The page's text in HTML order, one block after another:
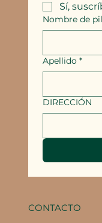
Sí,
Nombre de
Apellido *
DIRECCIÓN
CONTACTO